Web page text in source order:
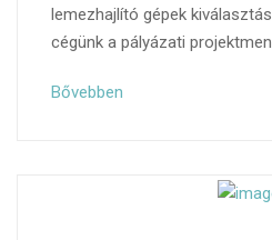
lemezhajlító gépek
cégünk a pályázati
Bővebben